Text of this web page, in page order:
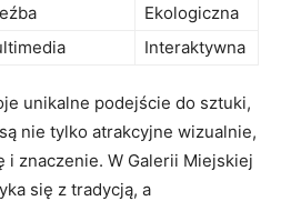
Ekologiczna
Interaktywna
unikalne podejście do sztuki,
nie tylko atrakcyjne wizualnie,
i znaczenie. W Galerii Miejskiej
się z tradycją, a